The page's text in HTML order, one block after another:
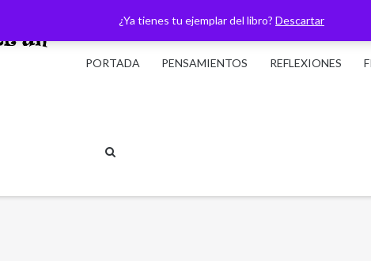
¿Ya tienes tu ejemplar del libro? Descartar
PORTADA
PENSAMIENTOS REFLEXIONES